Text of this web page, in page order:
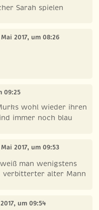
Sarah spielen
2017, um 08:26
09:25
wohl wieder ihren
immer noch blau
2017, um 09:53
weiß man wenigstens
verbitterter alter Mann
um 09:54